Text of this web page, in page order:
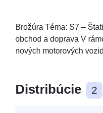
Brožúra Téma: S7 –
obchod a doprava V
nových motorových
Distribúcie 2